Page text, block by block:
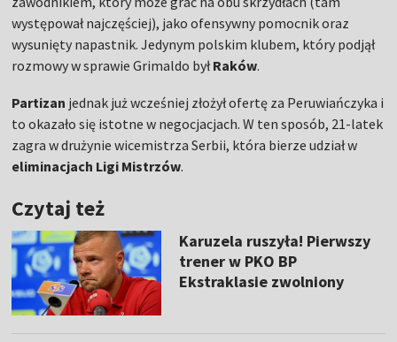
występował najczęściej), jako ofensywny pomocnik oraz
wysunięty napastnik. Jedynym polskim klubem, który podjął
rozmowy w sprawie Grimaldo byłRaków.
Partizan jednak już wcześniej złożył ofertę za Peruwiańczyka i
to okazało się istotne w negocjacjach. W ten sposób, 21-latek
zagra w drużynie wicemistrza Serbii, która bierze udział w
eliminacjach Ligi Mistrzów.
Czytaj też
Karuzela ruszyła! Pierwszy
trener w PKO BP
Ekstraklasie zwolniony